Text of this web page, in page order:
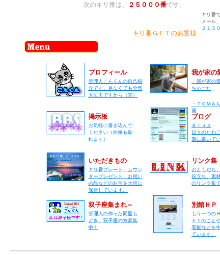
次のキリ番は、
２５０００番です。
キリ番
メール
２１５
・我が家の
ちゃーた
・ＴＯＭ＆
画
Ｂｌｏｇ
日々のたわ
期に書いて
管理人こんくんの自己紹
介です。見なくても全然
大丈夫ですから（笑）
キリ番プレート、カウン
タープレゼント、お祝い
の品などのお宝を大切に
保管しています。
もう一つの
Ｆ１のこと
看板などを
ています。
管理人の作った同盟も
どき。双子座の方募集
中！
キリ番ＧＥＴのお客様
お気軽に書き込んで
ください（画像も貼
れます）
おともだち
役立ち、素
のリンク集
プロフィール 我が家の
掲示板 ブログ
いただきもの リンク集
双子座集まれ～ 別館ＨＰ